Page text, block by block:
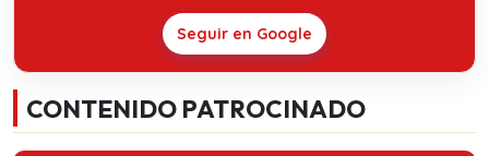
Seguir en Google
CONTENIDO PATROCINADO